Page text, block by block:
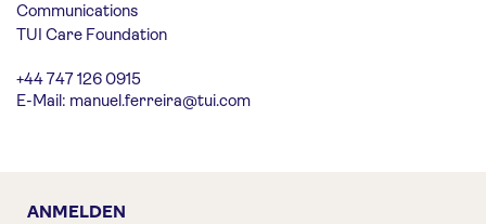
Communications
TUI Care Foundation
+44 747 126 0915
E-Mail: manuel.ferreira@tui.com
ANMELDEN